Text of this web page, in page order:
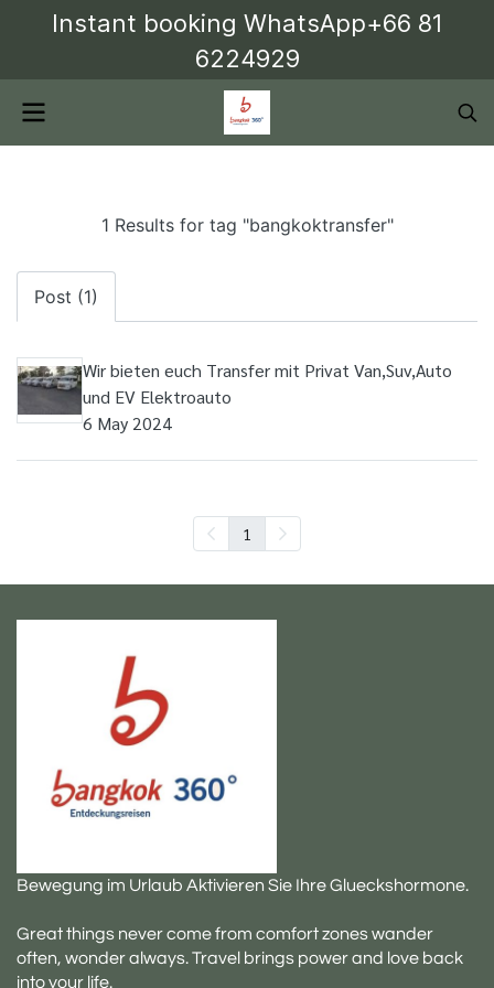
Instant booking WhatsApp+66 81
6224929
1 Results for tag "bangkoktransfer"
Post (1)
Wir bieten euch Transfer mit Privat Van,Suv,Auto
und EV Elektroauto
6 May 2024
1
Bewegung im Urlaub Aktivieren Sie Ihre Glueckshormone.
Great things never come from comfort zones wander
often, wonder always. Travel brings power and love back
into your life.